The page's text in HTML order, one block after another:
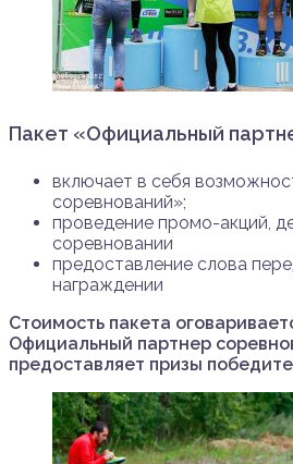
Пакет «Официальный
включает в себя
соревнований»;
проведение промо-акций,
соревновании
предоставление слова
награждении
Стоимость пакета
Официальный партнер
предоставляет призы